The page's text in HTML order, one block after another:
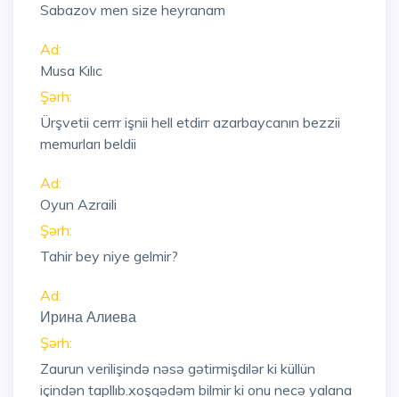
Sabazov men size heyranam
Ad:
Musa Kılıc
Şərh:
Ürşvetii cerrr işnii hell etdirr azarbaycanın bezzii
memurları beldii
Ad:
Oyun Azraili
Şərh:
Tahir bey niye gelmir?
Ad:
Ирина Алиева
Şərh:
Zaurun verilişində nəsə gətirmişdilər ki küllün
içindən tapllıb.xoşqədəm bilmir ki onu necə yalana